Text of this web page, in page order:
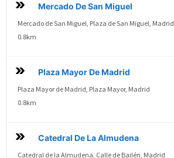
Mercado De San Miguel
Mercado de San Miguel, Plaza de San Miguel, Madrid
0.8km
Plaza Mayor De Madrid
Plaza Mayor de Madrid, Plaza Mayor, Madrid
0.8km
Catedral De La Almudena
Catedral de la Almudena, Calle de Bailén, Madrid